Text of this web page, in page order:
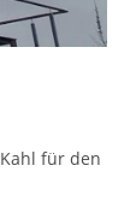
für den